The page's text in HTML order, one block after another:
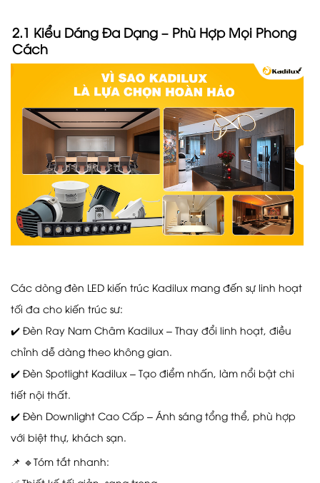
2.1 Kiểu Dáng Đa Dạng – Phù Hợp Mọi Phong
Cách
Các dòng đèn LED kiến trúc Kadilux mang đến sự linh hoạt
tối đa cho kiến trúc sư:
✔️ Đèn Ray Nam Châm Kadilux – Thay đổi linh hoạt, điều
chỉnh dễ dàng theo không gian.
✔️ Đèn Spotlight Kadilux – Tạo điểm nhấn, làm nổi bật chi
tiết nội thất.
✔️ Đèn Downlight Cao Cấp – Ánh sáng tổng thể, phù hợp
với biệt thự, khách sạn.
📌 🔹Tóm tắt nhanh: